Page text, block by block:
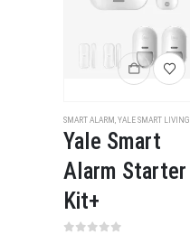
SMART ALARM , YALE SMART LIVING
Yale Smart
Alarm Starter
Kit+